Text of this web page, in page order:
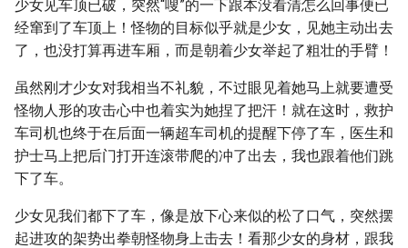
少女见车顶已破，突然“嗖”的一下跟本没看清怎么回事便已
经窜到了车顶上！怪物的目标似乎就是少女，见她主动出去
了，也没打算再进车厢，而是朝着少女举起了粗壮的手臂！
虽然刚才少女对我相当不礼貌，不过眼见着她马上就要遭受
怪物人形的攻击心中也着实为她捏了把汗！就在这时，救护
车司机也终于在后面一辆超车司机的提醒下停了车，医生和
护士马上把后门打开连滚带爬的冲了出去，我也跟着他们跳
下了车。
少女见我们都下了车，像是放下心来似的松了口气，突然摆
起进攻的架势出拳朝怪物身上击去！看那少女的身材，跟我